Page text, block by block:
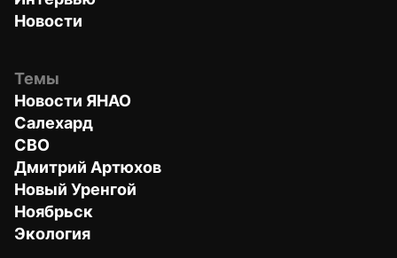
Новости
Темы
Новости ЯНАО
Салехард
СВО
Дмитрий Артюхов
Новый Уренгой
Ноябрьск
Экология